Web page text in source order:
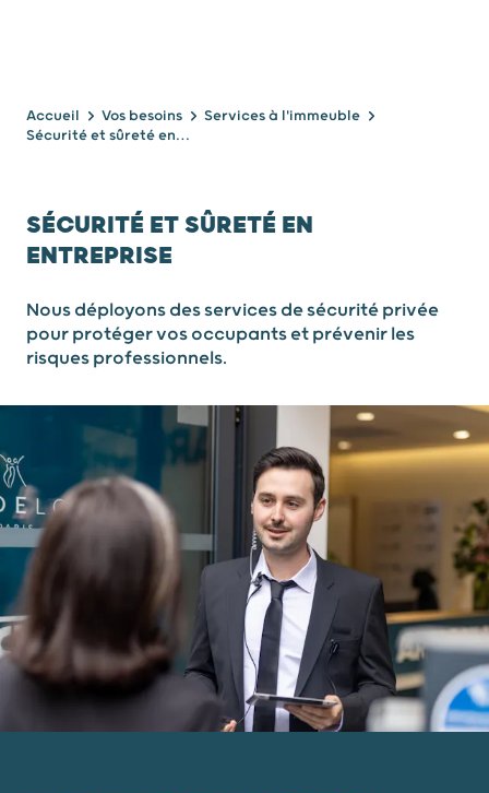
Accueil Vos besoins
Services à l'immeuble
Sécurité et sûreté en entreprise
SÉCURITÉ ET SÛRETÉ EN
ENTREPRISE
Nous déployons des services de sécurité privée
pour protéger vos occupants et prévenir les
risques professionnels.